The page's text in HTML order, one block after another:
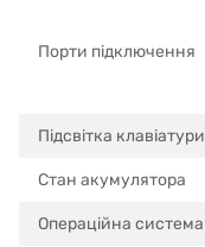
Порти підключення
Підсвітка клавіатури
Стан акумулятора
Операційна система